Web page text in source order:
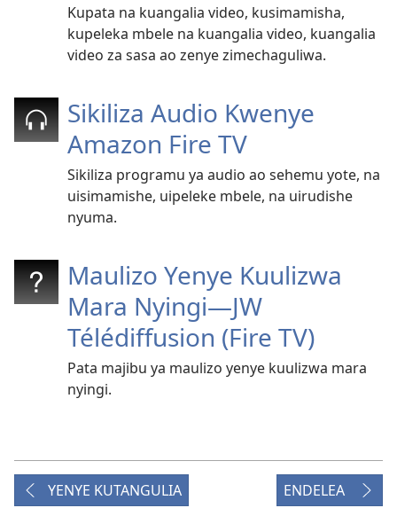
Kupata na kuangalia video, kusimamisha,
kupeleka mbele na kuangalia video, kuangalia
video za sasa ao zenye zimechaguliwa.
Sikiliza Audio Kwenye
Amazon Fire TV
Sikiliza programu ya audio ao sehemu yote, na
uisimamishe, uipeleke mbele, na uirudishe
nyuma.
Maulizo Yenye Kuulizwa
Mara Nyingi​—JW
Télédiffusion (Fire TV)
Pata majibu ya maulizo yenye kuulizwa mara
nyingi.
YENYE KUTANGULIA ENDELEA